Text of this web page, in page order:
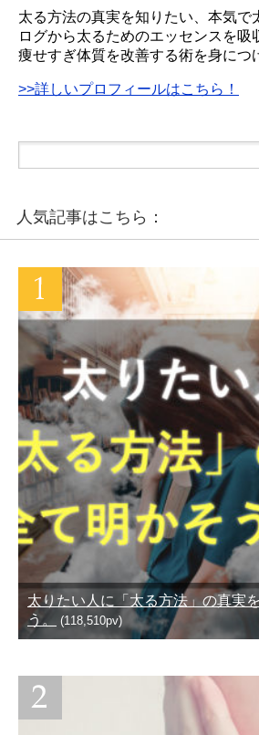
太る方法の真実を知りたい、本気で
ログから太るためのエッセンスを吸
痩せすぎ体質を改善する術を身につ
>>詳しいプロフィールはこちら！
人気記事はこちら：
太りたい人に「太る方法」の真実
う。
(118,510pv)